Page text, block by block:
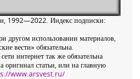
1992—2022. Индекс подписки:
другом использовании материалов,
вести» обязательна.
интернет так же обязательна
оригинал статьи, или на главную
www.arsvest.ru/